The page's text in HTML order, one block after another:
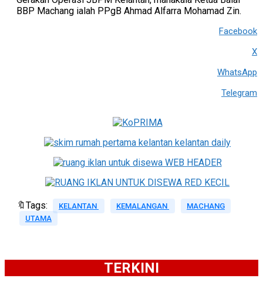
BBP Machang ialah PPgB Ahmad Alfarra Mohamad Zin.
Facebook
X
WhatsApp
Telegram
🔖Tags: KELANTAN KEMALANGAN
MACHANG
UTAMA
TERKINI